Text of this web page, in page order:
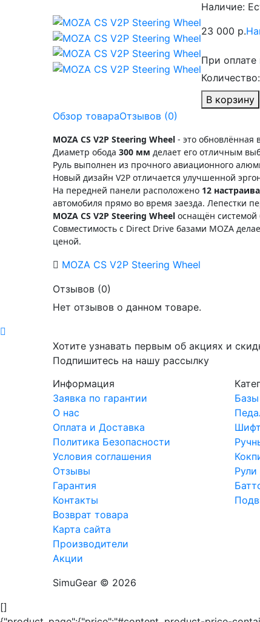
Наличие:
23 000 р.
При оплате
Количество:
В корзину
Обзор товараОтзывов (0)
MOZA CS V2P Steering Wheel - это обновлённая
Диаметр обода 300 мм делает его отличным
Руль выполнен из прочного авиационного
Новый дизайн V2P отличается улучшенной
На передней панели расположено 12
автомобиля прямо во время заезда. Лепестки
MOZA CS V2P Steering Wheel оснащён системой
Совместимость с Direct Drive базами MOZA
ценой.
MOZA CS V2P Steering Wheel
Отзывов (0)
Нет отзывов о данном товаре.
Хотите узнавать первым об акциях и
Подпишитесь на нашу рассылку
Информация
Заявка по гарантии
О нас
Оплата и Доставка
Политика Безопасности
Условия соглашения
Отзывы
Гарантия
Контакты
Возврат товара
Карта сайта
Производители
Акции
Базы
Рули
SimuGear © 2026
[]